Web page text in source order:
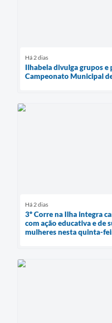
Há 2 dias
Ilhabela divulga grupos e
Campeonato Municipal
Há 2 dias
3º Corre na Ilha integra
com ação educativa e de
mulheres nesta quinta-